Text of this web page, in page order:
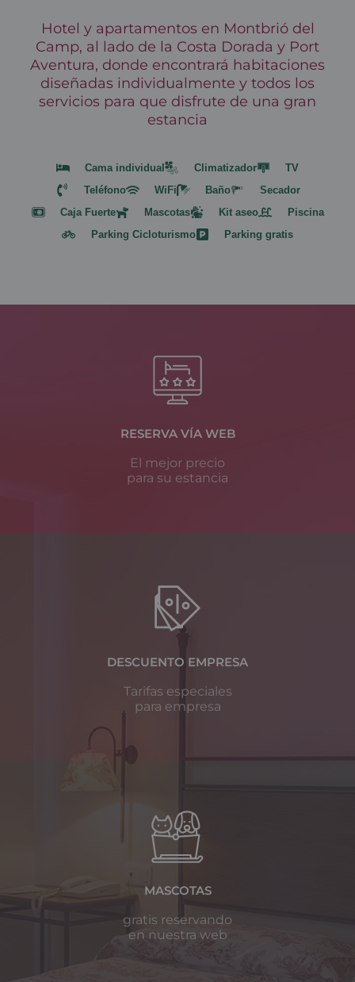
Hotel y apartamentos en Montbrió del
Camp, al lado de la Costa Dorada y Port
Aventura, donde encontrará habitaciones
diseñadas individualmente y todos los
servicios para que disfrute de una gran
estancia
Cama individual Climatizador
TV
Teléfono
WiFi Baño
Secador
Caja Fuerte
Mascotas Kit aseo
Piscina
Parking Cicloturismo
Parking gratis
RESERVA VÍA WEB
El mejor precio
para su estancia
DESCUENTO EMPRESA
Tarifas especiales
para empresa
MASCOTAS
gratis reservando
en nuestra web